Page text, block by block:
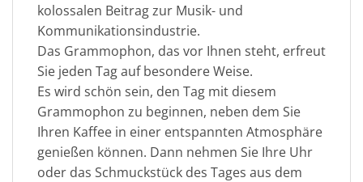
kolossalen Beitrag zur Musik- und
Kommunikationsindustrie.
Das Grammophon, das vor Ihnen steht, erfreut
Sie jeden Tag auf besondere Weise.
Es wird schön sein, den Tag mit diesem
Grammophon zu beginnen, neben dem Sie
Ihren Kaffee in einer entspannten Atmosphäre
genießen können. Dann nehmen Sie Ihre Uhr
oder das Schmuckstück des Tages aus dem